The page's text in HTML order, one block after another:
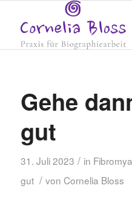
Gehe
gut
31. Juli 2023 / in
gut / von Cornelia Bloss